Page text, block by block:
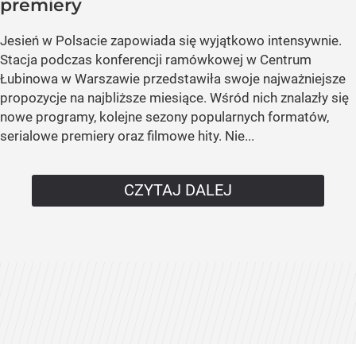
premiery
Jesień w Polsacie zapowiada się wyjątkowo intensywnie.
Stacja podczas konferencji ramówkowej w Centrum
Łubinowa w Warszawie przedstawiła swoje najważniejsze
propozycje na najbliższe miesiące. Wśród nich znalazły się
nowe programy, kolejne sezony popularnych formatów,
serialowe premiery oraz filmowe hity. Nie...
CZYTAJ DALEJ